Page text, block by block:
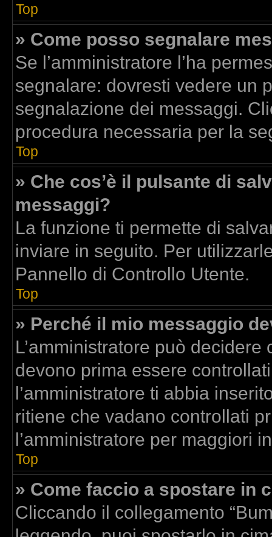
Top
» Come posso segnalare
Se l’amministratore l’ha
segnalare: dovresti vedere un
segnalazione dei messaggi.
procedura necessaria per la
Top
» Che cos’è il pulsante di
messaggi?
La funzione ti permette di
inviare in seguito. Per
Pannello di Controllo Utente.
Top
» Perché il mio messaggio
L’amministratore può
devono prima essere
l’amministratore ti abbia
ritiene che vadano controllati
l’amministratore per maggiori
Top
» Come faccio a spostare in
Cliccando il collegamento